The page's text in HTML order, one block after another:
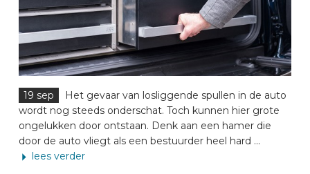
19 sep
Het gevaar van losliggende spullen in de auto
wordt nog steeds onderschat. Toch kunnen hier grote
ongelukken door ontstaan. Denk aan een hamer die
door de auto vliegt als een bestuurder heel hard ...
lees verder